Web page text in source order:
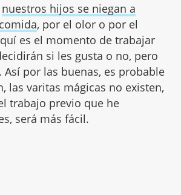
nuestros hijos se niegan a
, por el olor o por el
es el momento de trabajar
si les gusta o no, pero
por las buenas, es probable
las varitas mágicas no existen,
trabajo previo que he
será más fácil.